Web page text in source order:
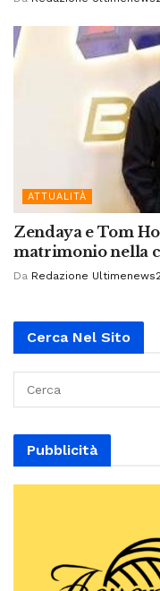
ATTUALITÀ
Zendaya e Tom
matrimonio nella
Da Redazione
Cerca Nel Sito
Pubblicità